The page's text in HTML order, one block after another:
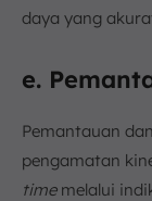
daya yang
e.
Pemantauan
pengamatan
timemelalui